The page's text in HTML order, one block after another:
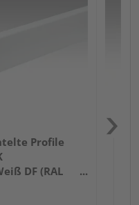
Profile
DF (RAL